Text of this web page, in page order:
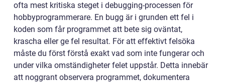
ofta mest kritiska steget i debugging-processen för
hobbyprogrammerare. En bugg är i grunden ett fel i
koden som får programmet att bete sig oväntat,
krascha eller ge fel resultat. För att effektivt felsöka
måste du först förstå exakt vad som inte fungerar och
under vilka omständigheter felet uppstår. Detta innebär
att noggrant observera programmet, dokumentera